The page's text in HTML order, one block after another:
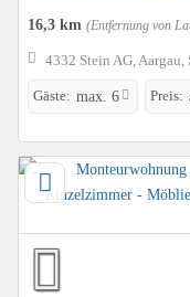
16,3 km (Entfernung von
4332 Stein AG, Aargau,
Gäste: max. 6 Preis: